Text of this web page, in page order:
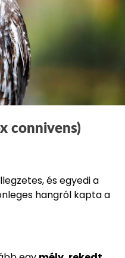
connivens)
és egyedi a
hangról kapta a